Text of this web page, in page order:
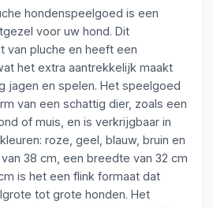
hondenspeelgoed is een
voor uw hond. Dit
van pluche en heeft een
het extra aantrekkelijk maakt
jagen en spelen. Het speelgoed
van een schattig dier, zoals een
of muis, en is verkrijgbaar in
roze, geel, blauw, bruin en
38 cm, een breedte van 32 cm
is het een flink formaat dat
tot grote honden. Het